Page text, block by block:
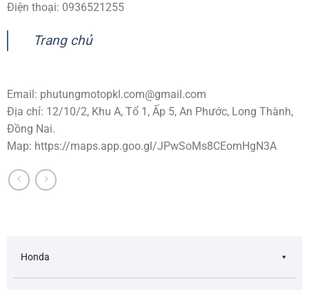
Điện thoại: 0936521255
Trang chủ
Email: phutungmotopkl.com@gmail.com
Địa chỉ: 12/10/2, Khu A, Tổ 1, Ấp 5, An Phước, Long Thành,
Đồng Nai.
Map: https://maps.app.goo.gl/JPwSoMs8CEomHgN3A
Honda